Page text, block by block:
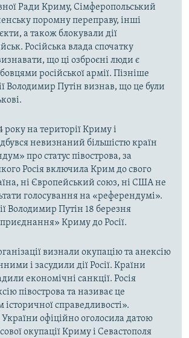
Ради Криму, Сімферопольський
поромну переправу, інші
а також блокували дії
Російська влада спочатку
що ці озброєні люди є
російської армії. Пізніше
Володимир Путін визнав, що це були
року на території Криму і
невизнаний більшістю країн
про статус півострова, за
Росія включила Крим до свого
ні Європейський союз, ні США не
голосування на «референдумі».
Володимир Путін 18 березня
Криму до Росії.
визнали окупацію та анексію
і засудили дії Росії. Країни
економічні санкції. Росія
півострова та називає це
справедливості».
офіційно оголосила датою
окупації Криму і Севастополя